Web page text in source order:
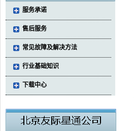
服务承诺
售后服务
常见故障及解决方法
行业基础知识
下载中心